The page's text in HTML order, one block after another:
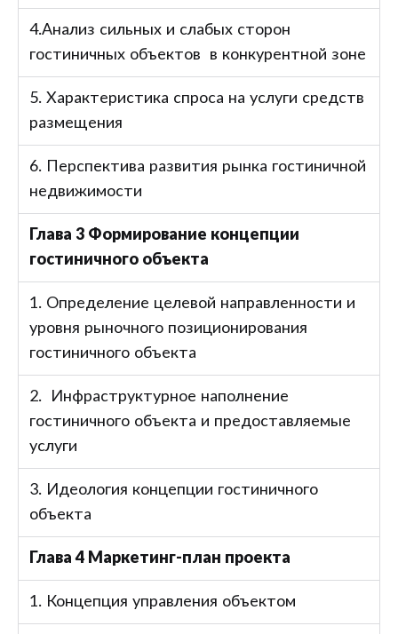
4.Анализ сильных и слабых сторон
гостиничных объектов в конкурентной зоне
5. Характеристика спроса на услуги средств
размещения
6. Перспектива развития рынка гостиничной
недвижимости
Глава 3 Формирование концепции
гостиничного объекта
1. Определение целевой направленности и
уровня рыночного позиционирования
гостиничного объекта
2. Инфраструктурное наполнение
гостиничного объекта и предоставляемые
услуги
3. Идеология концепции гостиничного
объекта
Глава 4 Маркетинг-план проекта
1. Концепция управления объектом